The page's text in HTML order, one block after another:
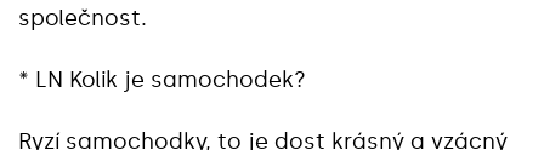
společnost.
* LN Kolik je samochodek?
Ryzí samochodky, to je dost krásný a vzácný